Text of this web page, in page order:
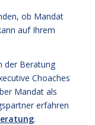
ob Mandat
auf Ihrem
der Beratung
Choaches
Mandat als
erfahren
.